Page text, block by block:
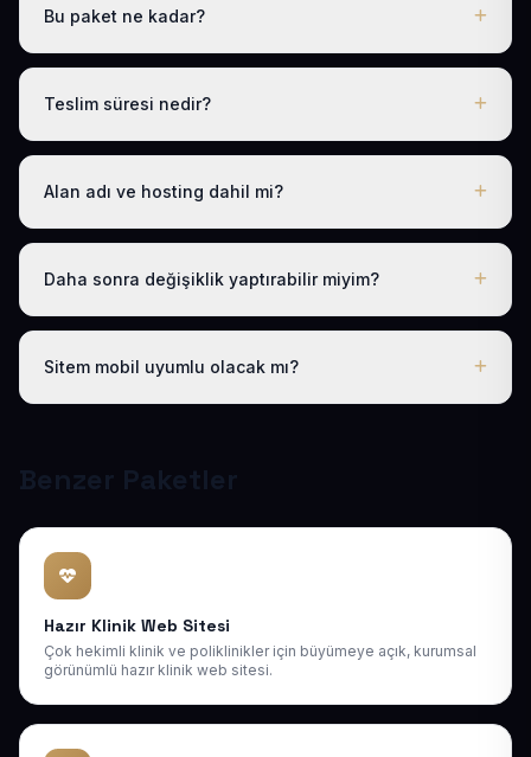
Bu paket ne kadar?
Tüm sektörel paketlerimiz gibi Hazır Doktor Web Sitesi
.com.tr alan adı, hosting, SSL ve temel SEO dahildir; gizli
ücret yoktur.
Teslim süresi nedir?
Logo, iletişim ve tanıtım metinlerinizi ilettikten sonra
Alan adı ve hosting dahil mi?
Evet. Yıllık paket ücretine ücretsiz .com.tr alan adı ve
Daha sonra değişiklik yaptırabilir miyim?
Evet. Teslimden sonra ilk 30 gün ücretsiz revizyon
destek sağlıyoruz. Sonraki yıllarda da uygun bakım
paketlerimiz mevcuttur.
Sitem mobil uyumlu olacak mı?
Google mobil sıralamasına uygundur.
Benzer Paketler
Hazır Klinik Web Sitesi
Çok hekimli klinik ve poliklinikler için büyümeye açık, kurumsal
görünümlü hazır klinik web sitesi.